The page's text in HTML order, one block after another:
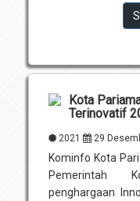
Kota
Terinovatif
2021 29
Kominfo Kota
Pemerintah
penghargaan